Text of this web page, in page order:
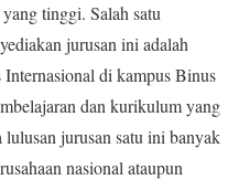
tinggi. Salah satu
jurusan ini adalah
di kampus Binus
dan kurikulum yang
jurusan satu ini banyak
nasional ataupun